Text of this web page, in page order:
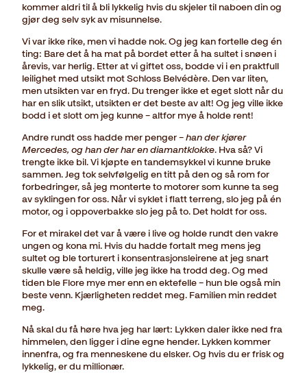
kommer aldri til å bli lykkelig hvis du skjeler til naboen din og
gjør deg selv syk av misunnelse.
Vi var ikke rike, men vi hadde nok. Og jeg kan fortelle deg én
ting: Bare det å ha mat på bordet etter å ha sultet i snøen i
årevis, var herlig. Etter at vi giftet oss, bodde vi i en praktfull
leilighet med utsikt mot Schloss Belvédère. Den var liten,
men utsikten var en fryd. Du trenger ikke et eget slott når du
har en slik utsikt, utsikten er det beste av alt! Og jeg ville ikke
bodd i et slott om jeg kunne – altfor mye å holde rent!
Andre rundt oss hadde mer penger –han der kjører
Mercedes, og han der har en diamantklokke. Hva så? Vi
trengte ikke bil. Vi kjøpte en tandemsykkel vi kunne bruke
sammen. Jeg tok selvfølgelig en titt på den og så rom for
forbedringer, så jeg monterte to motorer som kunne ta seg
av syklingen for oss. Når vi syklet i flatt terreng, slo jeg på én
motor, og i oppoverbakke slo jeg på to. Det holdt for oss.
For et mirakel det var å være i live og holde rundt den vakre
ungen og kona mi. Hvis du hadde fortalt meg mens jeg
sultet og ble torturert i konsentrasjonsleirene at jeg snart
skulle være så heldig, ville jeg ikke ha trodd deg. Og med
tiden ble Flore mye mer enn en ektefelle – hun ble også min
beste venn. Kjærligheten reddet meg. Familien min reddet
meg.
Nå skal du få høre hva jeg har lært: Lykken daler ikke ned fra
himmelen, den ligger i dine egne hender. Lykken kommer
innenfra, og fra menneskene du elsker. Og hvis du er frisk og
lykkelig, er du millionær.